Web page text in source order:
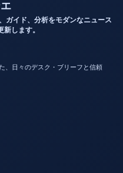
ガイド、分析をモダンなニュース
します。
、日々のデスク・ブリーフと信頼